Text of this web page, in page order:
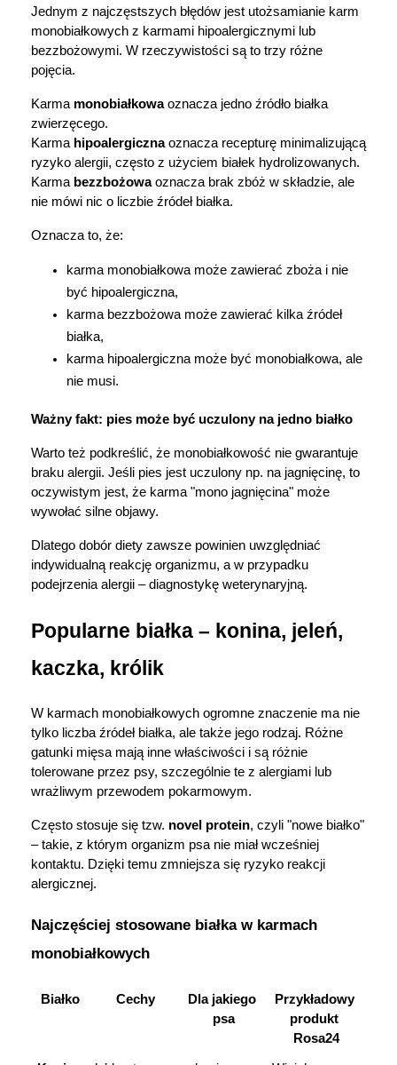
Jednym z najczęstszych błędów jest utożsamianie karm
monobiałkowych z karmami hipoalergicznymi lub
bezzbożowymi. W rzeczywistości są to trzy różne
pojęcia.
Karma monobiałkowa oznacza jedno źródło białka
zwierzęcego.
Karma hipoalergiczna oznacza recepturę minimalizującą
ryzyko alergii, często z użyciem białek hydrolizowanych.
Karma bezzbożowa oznacza brak zbóż w składzie, ale
nie mówi nic o liczbie źródeł białka.
Oznacza to, że:
karma monobiałkowa może zawierać zboża i nie
być hipoalergiczna,
karma bezzbożowa może zawierać kilka źródeł
białka,
karma hipoalergiczna może być monobiałkowa, ale
nie musi.
Ważny fakt: pies może być uczulony na jedno białko
Warto też podkreślić, że monobiałkowość nie gwarantuje
braku alergii. Jeśli pies jest uczulony np. na jagnięcinę, to
oczywistym jest, że karma "mono jagnięcina" może
wywołać silne objawy.
Dlatego dobór diety zawsze powinien uwzględniać
indywidualną reakcję organizmu, a w przypadku
podejrzenia alergii – diagnostykę weterynaryjną.
Popularne białka – konina, jeleń,
kaczka, królik
W karmach monobiałkowych ogromne znaczenie ma nie
tylko liczba źródeł białka, ale także jego rodzaj. Różne
gatunki mięsa mają inne właściwości i są różnie
tolerowane przez psy, szczególnie te z alergiami lub
wrażliwym przewodem pokarmowym.
Często stosuje się tzw. novel protein, czyli "nowe białko"
– takie, z którym organizm psa nie miał wcześniej
kontaktu. Dzięki temu zmniejsza się ryzyko reakcji
alergicznej.
Najczęściej stosowane białka w karmach
monobiałkowych
Białko Cechy
Dla jakiego
psa
Przykładowy
produkt
Rosa24